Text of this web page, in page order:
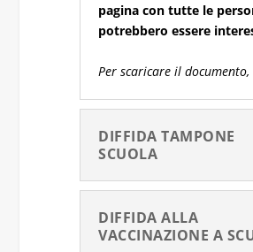
pagina con tutte le
potrebbero essere
Per scaricare il documento,
DIFFIDA TAMPONE
SCUOLA
DIFFIDA ALLA
VACCINAZIONE A